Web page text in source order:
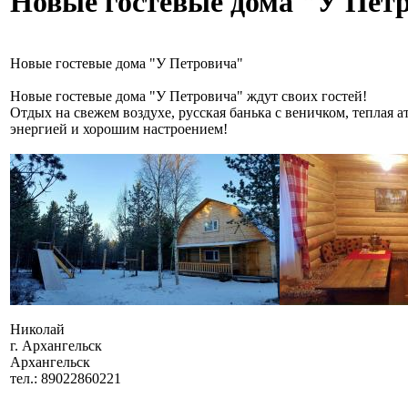
Новые гостевые дома "У Петровича"
Новые гостевые дома "У Петровича" ждут своих гостей!
Отдых на свежем воздухе, русская банька с веничком, теплая
энергией и хорошим настроением!
Николай
г. Архангельск
Архангельск
тел.: 89022860221